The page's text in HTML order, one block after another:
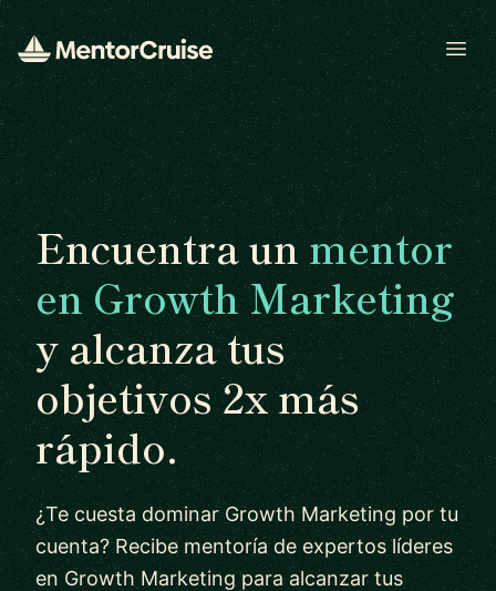
Encuentra unmentor
en Growth Marketing
y alcanza tus
objetivos 2x más
rápido.
¿Te cuesta dominar Growth Marketing por tu
cuenta? Recibe mentoría de expertos líderes
en Growth Marketing para alcanzar tus